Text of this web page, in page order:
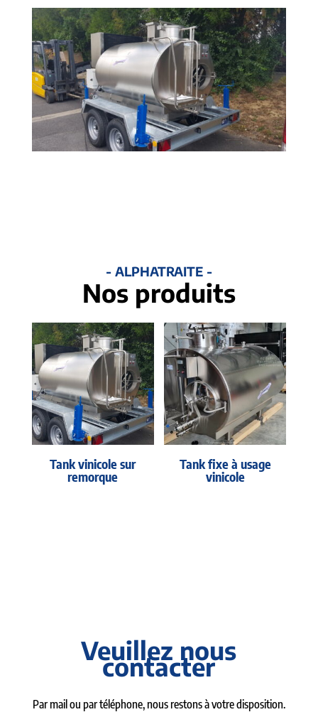
- ALPHATRAITE -
Nos produits
Tank vinicole sur
remorque
Tank fixe à usage
vinicole
Veuillez nous
contacter
Par mail ou par téléphone, nous restons à votre disposition.